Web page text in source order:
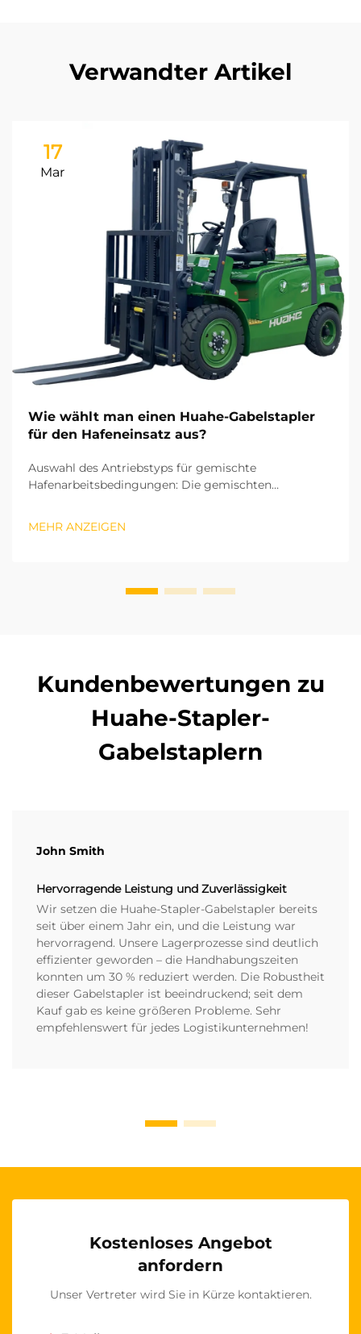
Verwandter Artikel
17
Mar
Wie wählt man einen Huahe-Gabelstapler
für den Hafeneinsatz aus?
Auswahl des Antriebstyps für gemischte
Hafenarbeitsbedingungen: Die gemischten
und Entladen im Freigelände. Daher ist der
MEHR ANZEIGEN
Kundenbewertungen zu
Huahe-Stapler-
Gabelstaplern
John Smith
Hervorragende Leistung und Zuverlässigkeit
Wir setzen die Huahe-Stapler-Gabelstapler bereits
seit über einem Jahr ein, und die Leistung war
hervorragend. Unsere Lagerprozesse sind deutlich
effizienter geworden – die Handhabungszeiten
konnten um 30 % reduziert werden. Die Robustheit
dieser Gabelstapler ist beeindruckend; seit dem
Kauf gab es keine größeren Probleme. Sehr
empfehlenswert für jedes Logistikunternehmen!
Kostenloses Angebot
anfordern
Unser Vertreter wird Sie in Kürze kontaktieren.